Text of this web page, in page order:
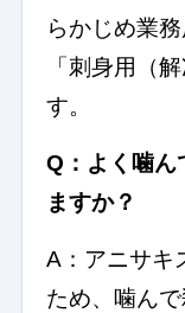
らかじめ業
「刺身用（
す。
Q：よく噛ん
ますか？
A：アニサキ
ため、噛ん